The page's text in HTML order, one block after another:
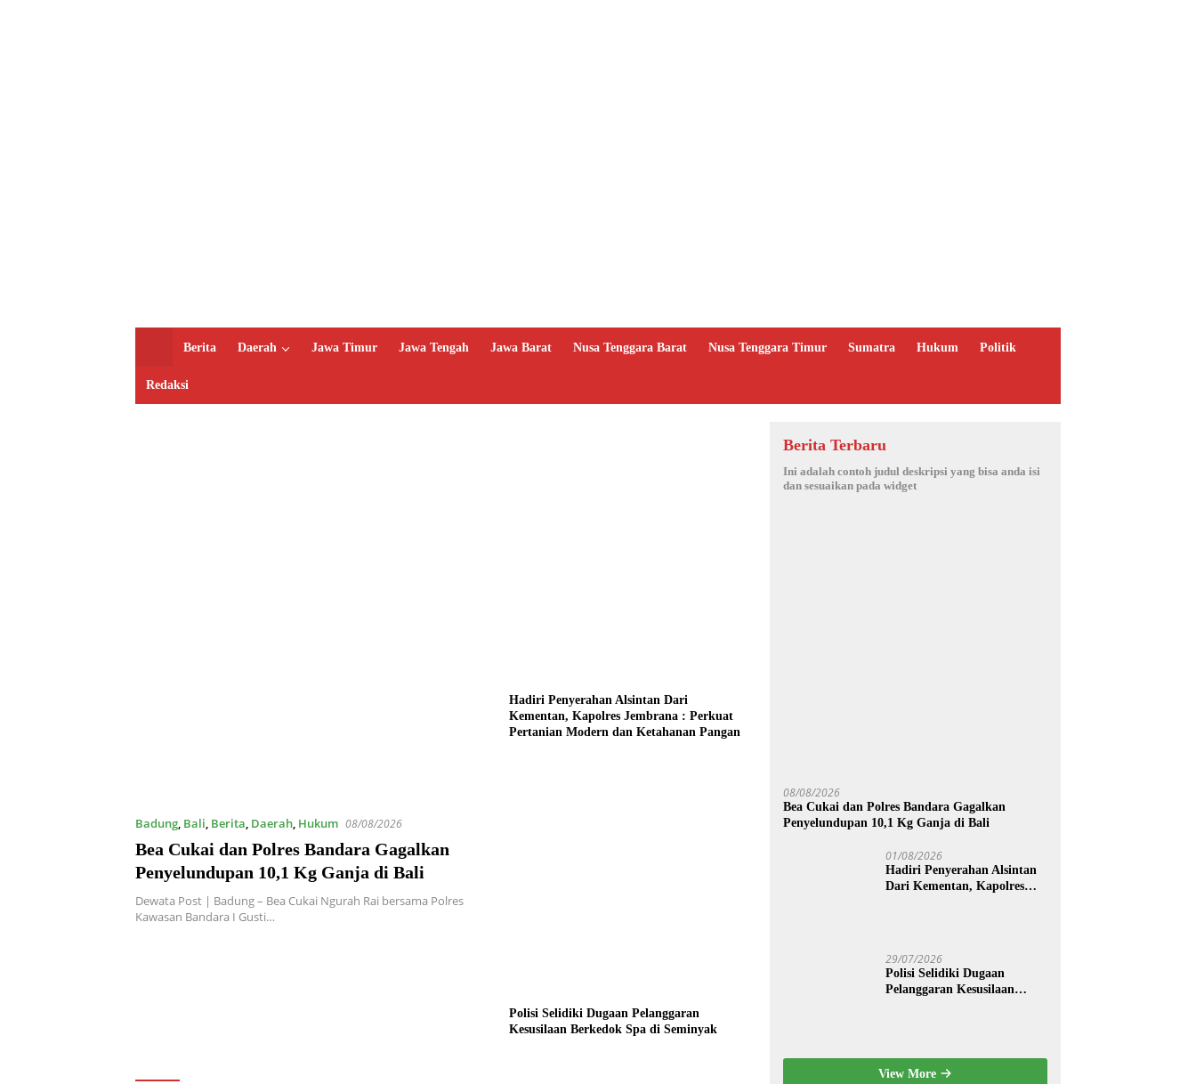
m
e
Berita Daerah Jawa Timur Jawa Tengah Jawa Barat Nusa Tenggara Barat Nusa Tenggara Timur Sumatra Hukum Politik
Redaksi
Badung, Bali, Berita, Daerah, Hukum 08/08/2026
Bea Cukai dan Polres Bandara Gagalkan
Penyelundupan 10,1 Kg Ganja di Bali
Dewata Post | Badung – Bea Cukai Ngurah Rai bersama Polres
Kawasan Bandara I Gusti…
Hadiri Penyerahan Alsintan Dari
Kementan, Kapolres Jembrana : Perkuat
Pertanian Modern dan Ketahanan Pangan
Polisi Selidiki Dugaan Pelanggaran
Kesusilaan Berkedok Spa di Seminyak
Berita Terbaru
Ini adalah contoh judul deskripsi yang bisa anda isi
dan sesuaikan pada widget
08/08/2026
Bea Cukai dan Polres Bandara Gagalkan
Penyelundupan 10,1 Kg Ganja di Bali
01/08/2026
Hadiri Penyerahan Alsintan
Dari Kementan, Kapolres
29/07/2026
Polisi Selidiki Dugaan
Pelanggaran Kesusilaan
View More